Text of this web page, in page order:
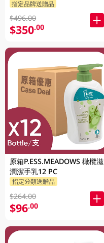
指定品牌送贈品
$496.00
$350.00
原箱P.ESS.MEADOWS 橄欖滋
潤潔手乳12 PC
指定分類送贈品
$264.00
$96.00